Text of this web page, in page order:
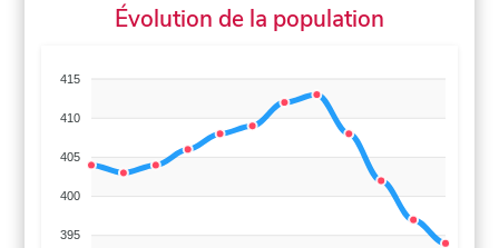
Évolution de la population
415
410
405
400
395